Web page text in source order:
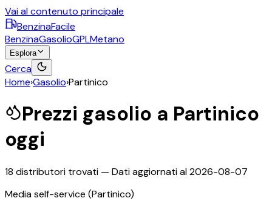
Vai al contenuto principale
BenzinaFacile
BenzinaGasolioGPLMetano
Esplora
Cerca
Home›Gasolio›Partinico
Prezzi gasolio a Partinico
oggi
18 distributori trovati — Dati aggiornati al2026-08-07
Media self-service (Partinico)